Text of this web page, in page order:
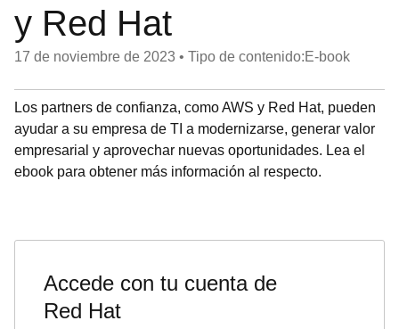
y Red Hat
17 de noviembre de 2023 • Tipo de contenido:E-book
Los partners de confianza, como AWS y Red Hat, pueden
ayudar a su empresa de TI a modernizarse, generar valor
empresarial y aprovechar nuevas oportunidades. Lea el
ebook para obtener más información al respecto.
Accede con tu cuenta de
Red Hat